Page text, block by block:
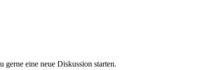
eine neue Diskussion starten.